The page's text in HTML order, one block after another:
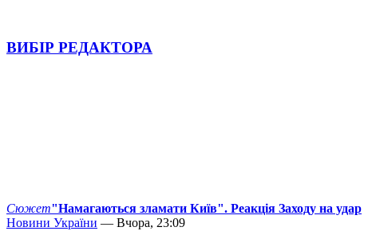
ВИБІР РЕДАКТОРА
Сюжет"Намагаються зламати Київ". Реакція Заходу на удар
Новини України — Вчора, 23:09